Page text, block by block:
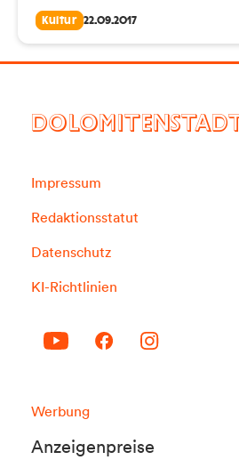
Kultur 22.09.2017
DOLOMITENSTADT
Impressum
Redaktionsstatut
Datenschutz
KI-Richtlinien
Werbung
Anzeigenpreise